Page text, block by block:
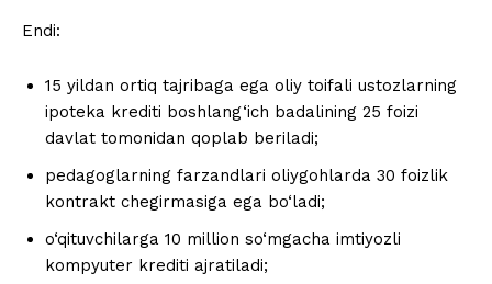
Endi:
15 yildan ortiq tajribaga ega oliy toifali ustozlarning
ipoteka krediti boshlang‘ich badalining 25 foizi
davlat tomonidan qoplab beriladi;
pedagoglarning farzandlari oliygohlarda 30 foizlik
kontrakt chegirmasiga ega bo‘ladi;
o‘qituvchilarga 10 million so‘mgacha imtiyozli
kompyuter krediti ajratiladi;